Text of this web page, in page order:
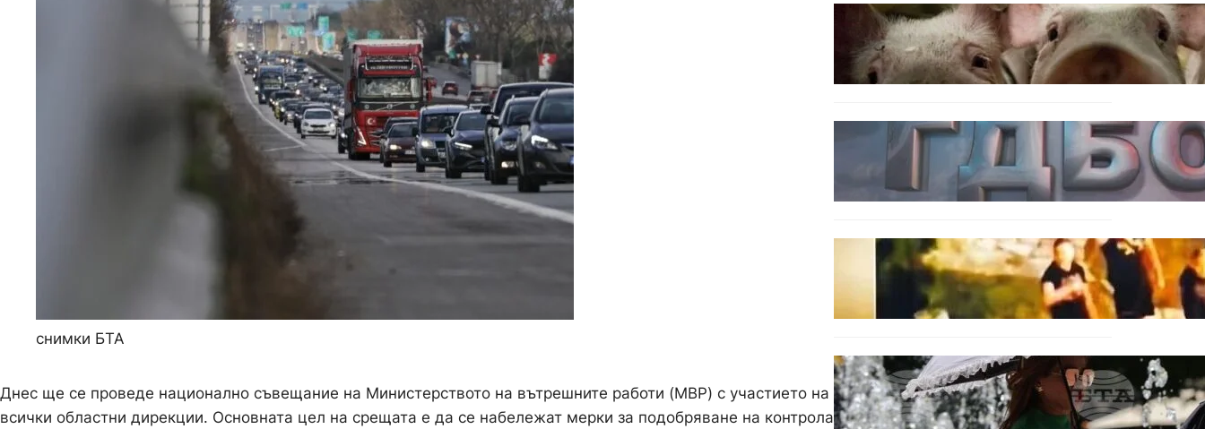
снимки БТА
Днес ще се проведе национално съвещание на Министерството на вътрешните работи (МВР) с участието на
всички областни дирекции. Основната цел на срещата е да се набележат мерки за подобряване на контрола
БЪЛГАРИЯ
БАБХ регистрира огнище
на африканска чума по
свинете в стопанство край
Варна
БЪЛГАРИЯ
Наркобарон с мрежа от 14
нелегални лаборатории е
задържан у нас
ОБЩЕСТВО
Скандалът в Банско: Имало
ли е провокация от
италианските младежи
преди нацистките
БЕЗ КАТЕГОРИЯ
Жега до 37°: НИМХ обяви
оранжев и жълт код за
опасно време